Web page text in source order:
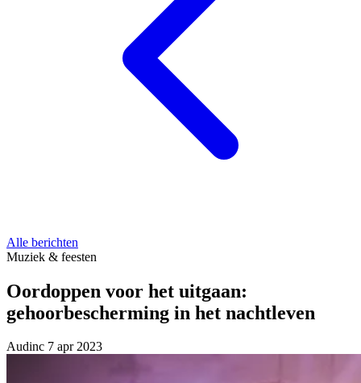
Alle berichten
Muziek & feesten
Oordoppen voor het uitgaan:
gehoorbescherming in het nachtleven
Audinc 7 apr 2023